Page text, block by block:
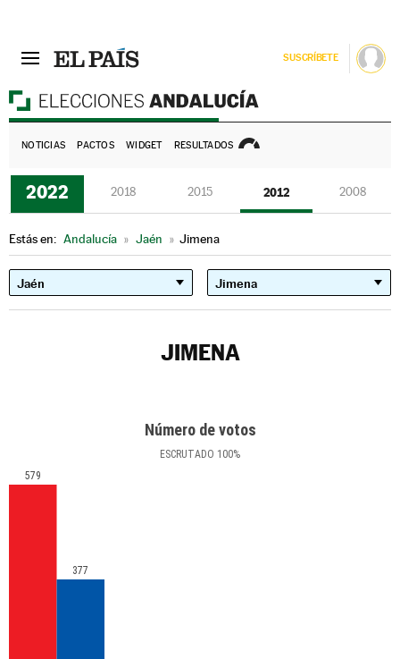
SUSCRÍBETE
NOTICIAS PACTOS WIDGET RESULTADOS
2022 2018 2015 2012 2008
Estás en: Andalucía » Jaén » Jimena
JIMENA
Número de votos
ESCRUTADO 100%
579
377